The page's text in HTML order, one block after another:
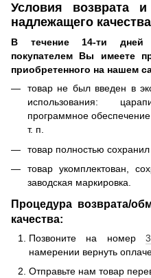
Условия возврата
надлежащего качества
В течение 14-ти дней
покупателем Вы имеете
приобретенного на нашем
товар не был введен в
использования:
программное
т. п.
товар полностью
товар укомплектован,
заводская маркировка.
Процедура возврата/
качества:
Позвоните на номер
намерении вернуть
Отправьте нам товар